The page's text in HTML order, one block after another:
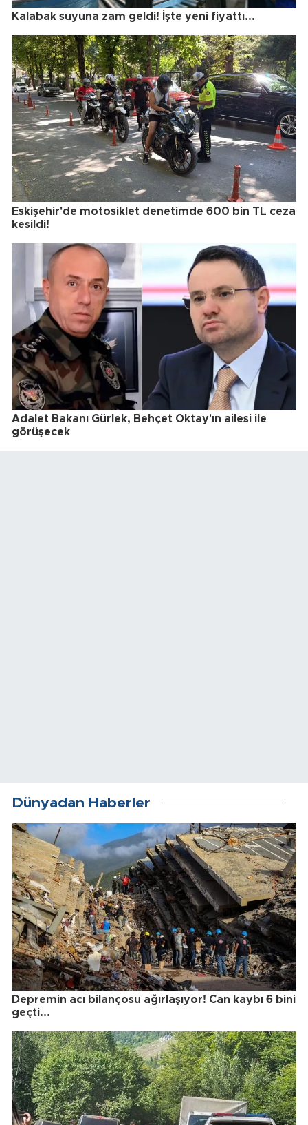
Kalabak suyuna zam geldi! İşte yeni fiyattı...
Eskişehir'de motosiklet denetimde 600 bin TL ceza
kesildi!
Adalet Bakanı Gürlek, Behçet Oktay'ın ailesi ile
görüşecek
Dünyadan Haberler
Depremin acı bilançosu ağırlaşıyor! Can kaybı 6 bini
geçti...